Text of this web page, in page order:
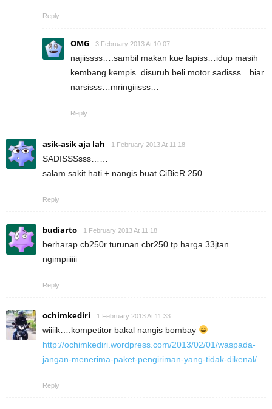
Reply
OMG 3 February 2013 At 10:07
najiissss….sambil makan kue lapiss…idup masih
kembang kempis..disuruh beli motor sadisss…biar
narsisss…mringiiisss…
Reply
asik-asik aja lah 1 February 2013 At 11:18
SADISSSsss……
salam sakit hati + nangis buat CiBieR 250
Reply
budiarto 1 February 2013 At 11:18
berharap cb250r turunan cbr250 tp harga 33jtan.
ngimpiiiiii
Reply
ochimkediri 1 February 2013 At 11:33
wiiiik….kompetitor bakal nangis bombay
http://ochimkediri.wordpress.com/2013/02/01/waspada-
jangan-menerima-paket-pengiriman-yang-tidak-dikenal/
Reply